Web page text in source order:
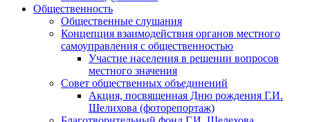
Общественность
Общественные слушания
Концепция взаимодействия органов местного
самоуправления с общественностью
Участие населения в решении вопросов
местного значения
Совет общественных объединений
Акция, посвященная Дню рождения Г.И.
Шелихова (фоторепортаж)